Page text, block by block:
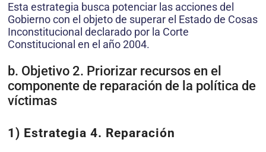
Esta estrategia busca potenciar las acciones del
Gobierno con el objeto de superar el Estado de Cosas
Inconstitucional declarado por la Corte
Constitucional en el año 2004.
b. Objetivo 2. Priorizar recursos en el
componente de reparación de la política de
víctimas
1) Estrategia 4. Reparación